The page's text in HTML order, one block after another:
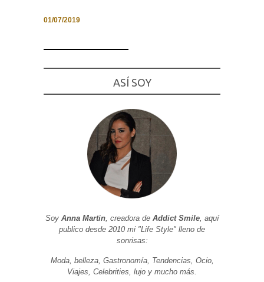
01/07/2019
ASÍ SOY
Soy Anna Martin, creadora de Addict Smile, aquí
publico desde 2010 mi "Life Style" lleno de
sonrisas:
Moda, belleza, Gastronomía, Tendencias, Ocio,
Viajes, Celebrities, lujo y mucho más.
cookies no
base a cómo